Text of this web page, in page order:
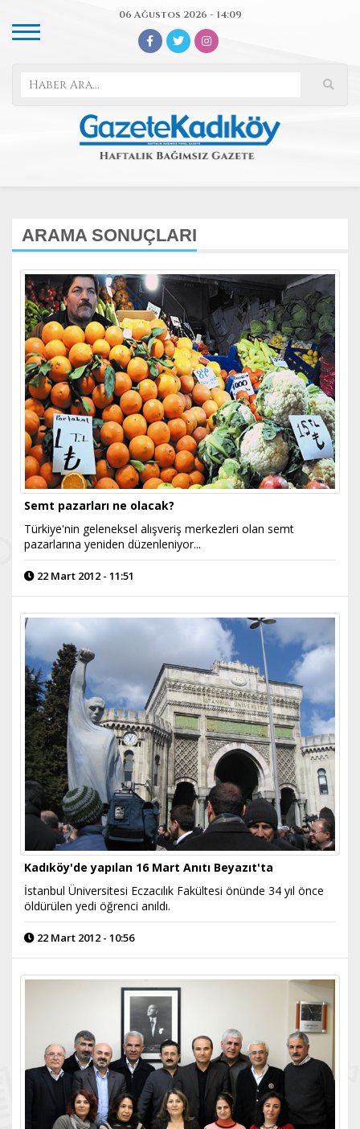
06 Ağustos 2026 - 14:09
ARAMA SONUÇLARI
Semt pazarları ne olacak?
Türkiye'nin geleneksel alışveriş merkezleri olan semt
pazarlarına yeniden düzenleniyor...
22 Mart 2012 - 11:51
Kadıköy'de yapılan 16 Mart Anıtı Beyazıt'ta
İstanbul Üniversitesi Eczacılık Fakültesi önünde 34 yıl önce
öldürülen yedi öğrenci anıldı.
22 Mart 2012 - 10:56